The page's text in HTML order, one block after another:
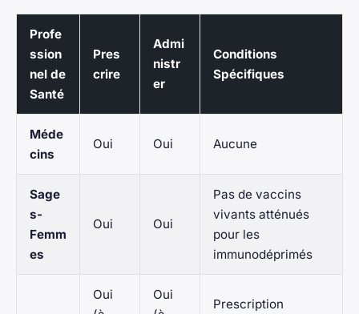
Profe
ssion
nel de
Santé
Pres
crire
Admi
nistr
er
Conditions
Spécifiques
Méde
cins
Oui Oui Aucune
Sage
s-
Femm
es
Oui Oui
Pas de vaccins
vivants atténués
pour les
immunodéprimés
Oui
Oui
Prescription